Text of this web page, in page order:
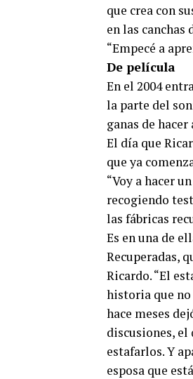
que crea con
en las canchas
“Empecé a
De película
En el 2004
la parte del
ganas de
El día que
que ya
“Voy a hacer
recogiendo
las fábricas
Es en una de
Recuperadas,
Ricardo. “El
historia que no
hace meses
discusiones, el
estafarlos. Y
esposa que